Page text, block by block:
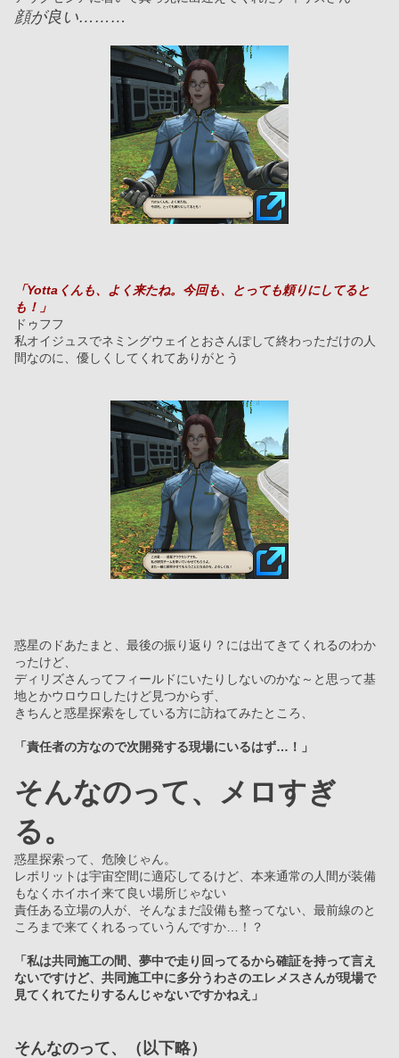
顔が良い………
「Yottaくんも、よく来たね。今回も、とっても頼りにしてると
も！」
ドゥフフ
私オイジュスでネミングウェイとおさんぽして終わっただけの人
間なのに、優しくしてくれてありがとう
惑星のドあたまと、最後の振り返り？には出てきてくれるのわか
ったけど、
ディリズさんってフィールドにいたりしないのかな～と思って基
地とかウロウロしたけど見つからず、
きちんと惑星探索をしている方に訪ねてみたところ、
「責任者の方なので次開発する現場にいるはず…！」
そんなのって、メロすぎ
る。
惑星探索って、危険じゃん。
レポリットは宇宙空間に適応してるけど、本来通常の人間が装備
もなくホイホイ来て良い場所じゃない
責任ある立場の人が、そんなまだ設備も整ってない、最前線のと
ころまで来てくれるっていうんですか…！？
「私は共同施工の間、夢中で走り回ってるから確証を持って言え
ないですけど、共同施工中に多分うわさのエレメスさんが現場で
見てくれてたりするんじゃないですかねえ」
そんなのって、（以下略）